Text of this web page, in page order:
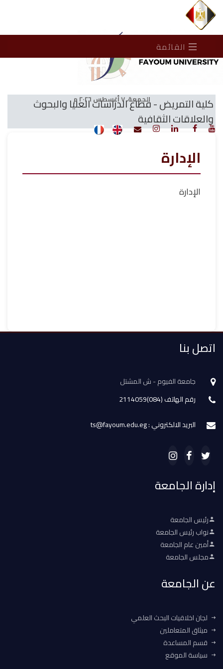
الجمعة، ٧ أغسطس ٢٠٢٦ م
القائمة
كلية التمريض - قطاع الدراسات العليا والبحوث
والعلاقات الثقافية
الإدارة
الإدارة
اتصل بنا
جامعة الفيوم - ش المشتل
رقم الهاتف (084)2114059
البريد الالكتروني : ts@fayoum.edu.eg
إدارة الجامعة
رئيس الجامعة
نواب رئيس الجامعة
أمين عام الجامعة
مجلس الجامعة
عن الجامعة
لجان اخلاقيات البحث العلمي
ميثاق المتعاملين
قسم المساعدة
سياسة الموقع